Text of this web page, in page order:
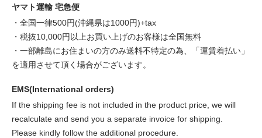
ヤマト運輸 宅急便
・全国一律500円(沖縄県は1000円)+tax
・税抜10,000円以上お買い上げのお客様は全国無料
・一部離島にお住まいの方のみ送料不特定の為、「運賃着払い」
を適用させて頂く場合がございます。
EMS(International orders)
If the shipping fee is not included in the product price, we will
recalculate and send you a separate invoice for shipping.
Please kindly follow the additional procedure.